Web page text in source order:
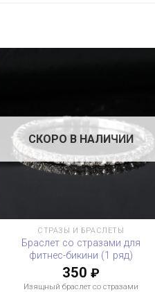
СКОРО В НАЛИЧИИ
СТРАЗЫ И БРАСЛЕТЫ
Браслет со стразами для
фитнес-бикини (1 ряд)
350 ₽
Изящный браслет со стразами